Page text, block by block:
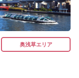
奥浅草エリア